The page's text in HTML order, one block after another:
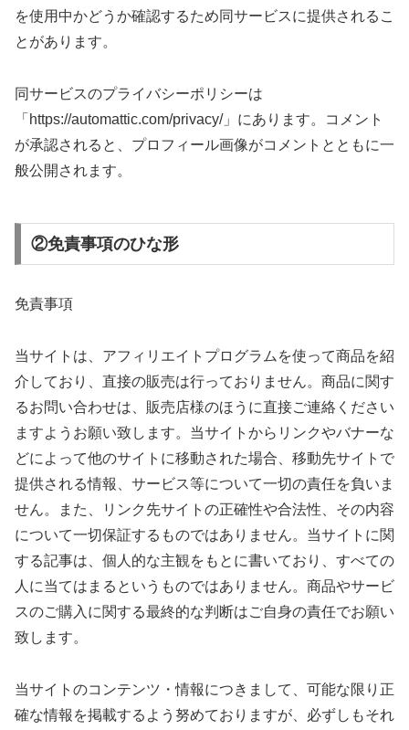
を使用中かどうか確認するため同サービスに提供されるこ
とがあります。
同サービスのプライバシーポリシーは
「https://automattic.com/privacy/」にあります。コメント
が承認されると、プロフィール画像がコメントとともに一
般公開されます。
②免責事項のひな形
免責事項
当サイトは、アフィリエイトプログラムを使って商品を紹
介しており、直接の販売は行っておりません。商品に関す
るお問い合わせは、販売店様のほうに直接ご連絡ください
ますようお願い致します。当サイトからリンクやバナーな
どによって他のサイトに移動された場合、移動先サイトで
提供される情報、サービス等について一切の責任を負いま
せん。また、リンク先サイトの正確性や合法性、その内容
について一切保証するものではありません。当サイトに関
する記事は、個人的な主観をもとに書いており、すべての
人に当てはまるというものではありません。商品やサービ
スのご購入に関する最終的な判断はご自身の責任でお願い
致します。
当サイトのコンテンツ・情報につきまして、可能な限り正
確な情報を掲載するよう努めておりますが、必ずしもそれ